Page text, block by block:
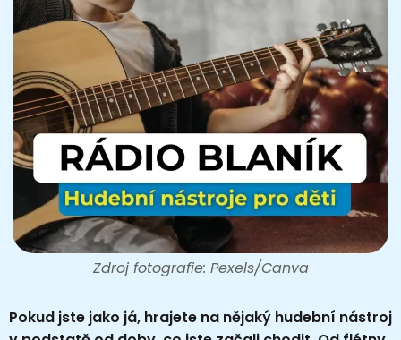
Zdroj fotografie: Pexels/Canva
Pokud jste jako já, hrajete na nějaký hudební nástroj